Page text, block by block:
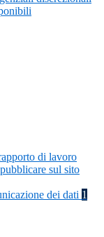
di lavoro
sul sito
dei dati 1